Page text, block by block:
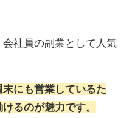
社員の副業として人気
にも営業しているた
るのが魅力です。